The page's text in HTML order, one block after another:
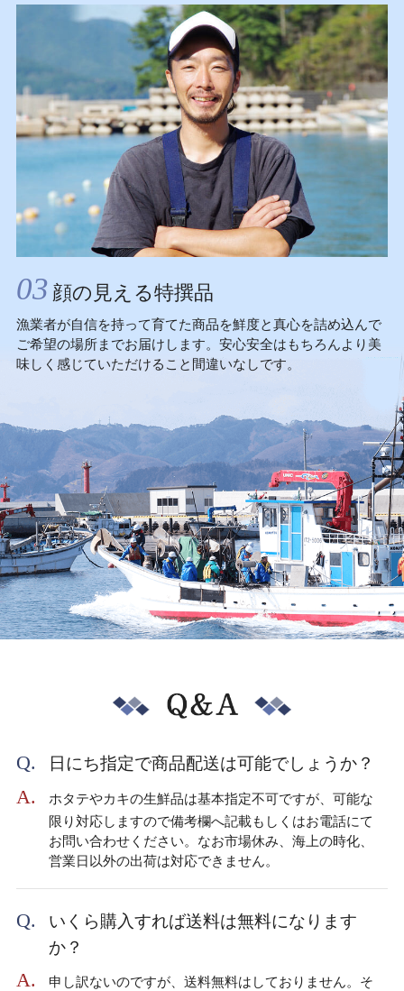
03 顔の見える特撰品
漁業者が自信を持って育てた商品を鮮度と真心を詰め込んで
ご希望の場所までお届けします。安心安全はもちろんより美
味しく感じていただけること間違いなしです。
日にち指定で商品配送は可能でしょうか？
ホタテやカキの生鮮品は基本指定不可ですが、可能な
限り対応しますので備考欄へ記載もしくはお電話にて
お問い合わせください。なお市場休み、海上の時化、
営業日以外の出荷は対応できません。
いくら購入すれば送料は無料になります
か？
申し訳ないのですが、送料無料はしておりません。そ